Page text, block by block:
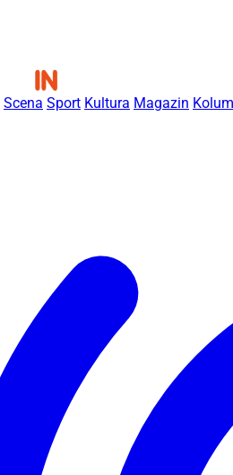
Scena Sport Kultura Magazin